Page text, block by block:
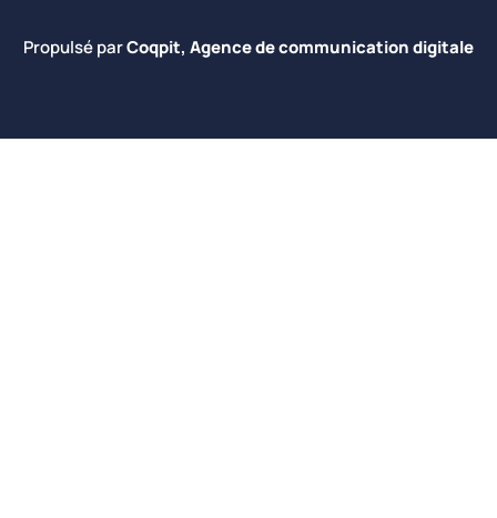
Propulsé parCoqpit, Agence de communication digitale